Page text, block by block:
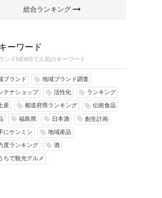
総合ランキングarrow_right_alt
ーワード
ンドNEWSで人気のキーワード
ブランド local_offer 地域ブランド調査
テナショップ local_offer 活性化 local_offer ランキング
産 local_offer 都道府県ランキング local_offer 伝統食品
local_offer 福島県 local_offer 日本酒 local_offer 創生計画
にケンミン local_offer 地域産品
度ランキング local_offer 酒
ちで観光グルメ